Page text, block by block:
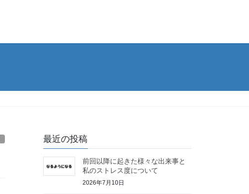
最近の投稿
前回以降に起きた様々な出来事と
私のストレス度について
2026年7月10日